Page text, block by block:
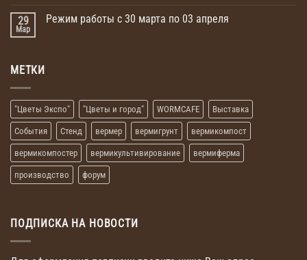
29
Мар
Режим работы с 30 марта по 03 апреля
МЕТКИ
"Цветы Экспо" "Цветы и город" WORMCAFE Выставка
События Стенд вермер вермигрунт вермикомпост
вермикомпостер вермикультивирование вермиферма
производство форум
ПОДПИСКА НА НОВОСТИ